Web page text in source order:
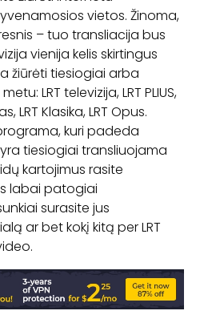
vietos. Žinoma,
– tuo transliacija bus
vienija kelis skirtingus
žiūrėti tiesiogiai arba
LRT televizija, LRT PLIUS,
LRT Klasika, LRT Opus.
kuri padeda
tiesiogiai transliuojama
kartojimus rasite
labai patogiai
surasite jus
ar bet kokį kitą per LRT